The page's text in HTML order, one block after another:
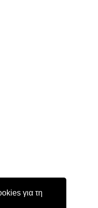
για τη